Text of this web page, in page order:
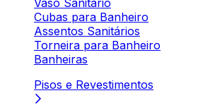
Vaso Sanitário
Cubas para Banheiro
Assentos Sanitários
Torneira para Banheiro
Banheiras
Pisos e Revestimentos